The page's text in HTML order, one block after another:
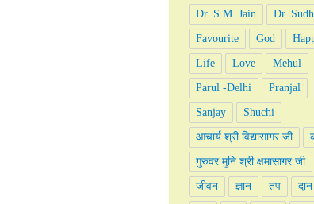
Dr. S.M. Jain Dr.
Favourite God
Life Love Mehul
Parul -Delhi Pranjal
Sanjay Shuchi
आचार्य श्री विद्यासागर जी
गुरुवर मुनि श्री क्षमासागर जी
जीवन ज्ञान तप दान